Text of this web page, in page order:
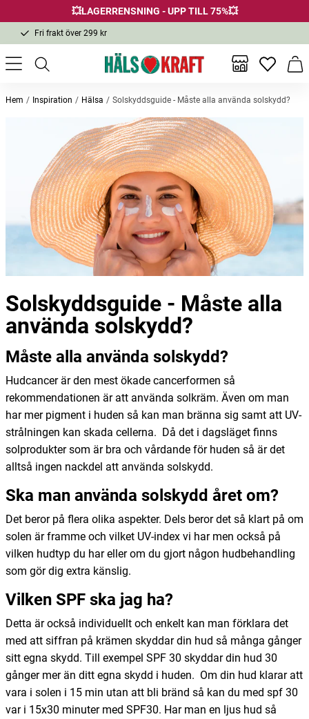
💥LAGERRENSNING - UPP TILL 75%💥
Fri frakt över 299 kr
1-3 dagars leverans
Samma pris i butik & online
Fri frakt över 299 kr
Inga
Hem Inspiration Hälsa Solskyddsguide - Måste alla använda solskydd?
Solskyddsguide - Måste alla
använda solskydd?
Måste alla använda solskydd?
Hudcancer är den mest ökade cancerformen så
rekommendationen är att använda solkräm. Även om man
har mer pigment i huden så kan man bränna sig samt att UV-
strålningen kan skada cellerna. Då det i dagsläget finns
solprodukter som är bra och vårdande för huden så ärdet
alltså ingen nackdel att använda solskydd.
Ska man använda solskydd året om?
Det beror på flera olika aspekter. Dels beror det så klart på om
solen är framme och vilket UV-index vi har men också på
vilken hudtyp du har eller om du gjort någon hudbehandling
som gör dig extra känslig.
Vilken SPF ska jag ha?
Detta är också individuellt och enkelt kan man förklara det
med att siffran på krämen skyddar din hud så många gånger
sitt egna skydd. Till exempel SPF 30 skyddar din hud 30
gånger mer än ditt egna skydd i huden. Om din hud klarar att
vara i solen i 15 min utan att bli bränd så kan du med spf 30
var i 15x30 minuter med SPF30. Har man en ljus hud så